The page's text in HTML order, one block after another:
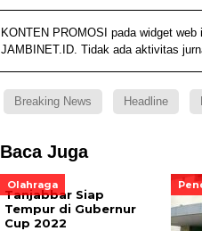
KONTEN PROMOSI pada widget
JAMBINET.ID. Tidak ada aktivitas
Breaking News Headline
Baca Juga
Olahraga
Tanjabbar Siap
Tempur di Gubernur
Cup 2022